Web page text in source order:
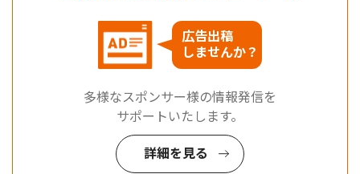
広告出稿
しませんか？
多様なスポンサー様の情報発信を
サポートいたします。
詳細を見る